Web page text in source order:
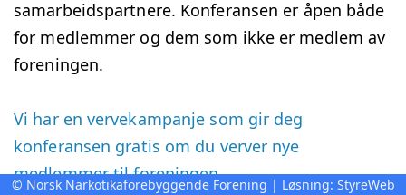
samarbeidspartnere. Konferansen er åpen både
for medlemmer og dem som ikke er medlem av
foreningen.
Vi har en vervekampanje som gir deg
konferansen gratis om du verver nye
medlemmer til foreningen.
© Norsk Narkotikaforebyggende Forening | Løsning: StyreWeb